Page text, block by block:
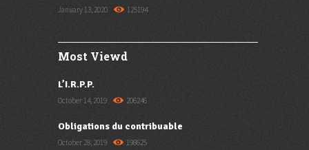
January 13, 2020 125194
Most Viewd
L’I.R.P.P.
October 14, 2019 206246
Obligations du contribuable
October 28, 2019 198625